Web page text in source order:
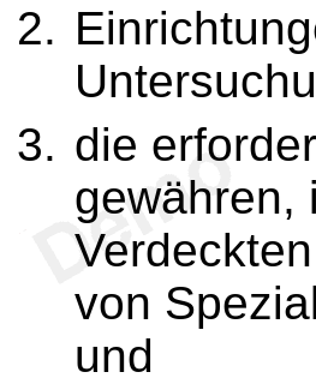
die
gewähren,
von
und